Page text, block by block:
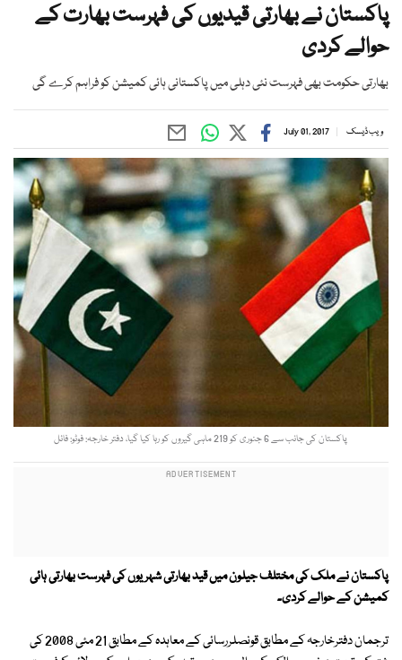
پاکستان نے بھارتی قیدیوں کی فہرست بھارت کے
حوالے کردی
بھارتی حکومت بھی فہرست نئی دہلی میں پاکستانی ہائی کمیشن کو فراہم کرے گی
ویب ڈیسک July 01, 2017
پاکستان کی جانب سے 6 جنوری کو 219 ماہی گیروں کو رہا کیا گیا، دفتر خارجہ: فوٹو: فائل
پاکستان نے ملک کی مختلف جیلون میں قید بھارتی شہریوں کی فہرست بھارتی ہائی
کمیشن کے حوالے کردی۔
ترجمان دفترخارجہ کے مطابق قونصلررسائی کے معاہدہ کے مطابق 21 مئی 2008 کی